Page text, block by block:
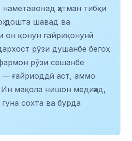
ҳатман тибқи
дошта шавад ва
он қонун ғайриқонунӣ
рӯзи душанбе бегоҳ
рӯзи сешанбе
ғайриоддӣ аст, аммо
мақола нишон медиҳад,
сохта ва бурда